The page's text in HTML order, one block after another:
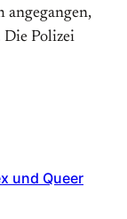
angegangen,
Polizei
und Queer